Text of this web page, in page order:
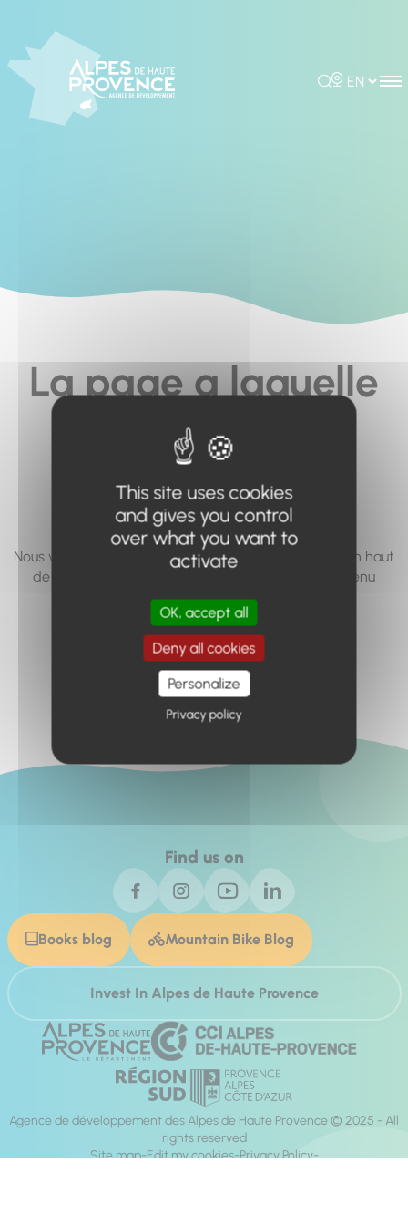
Rechercher
Choisir la
La page a laquelle
vous cherchez à
accéder n'existe
pas... ou plus.
Nous vous invitons à utiliser le moteur de recherche en haut
de page, ou à utiliser le menu pour trouver le contenu
recherché.
Retour à l'accueil
Find us on
Books blog Mountain Bike Blog
Invest In Alpes de Haute Provence
Agence de développement des Alpes de Haute Provence © 2025 - All
rights reserved
Site map Edit my cookies Privacy Policy
This site uses cookies
and gives you control
over what you want to
activate
OK, accept all
Deny all cookies
Personalize
Privacy policy